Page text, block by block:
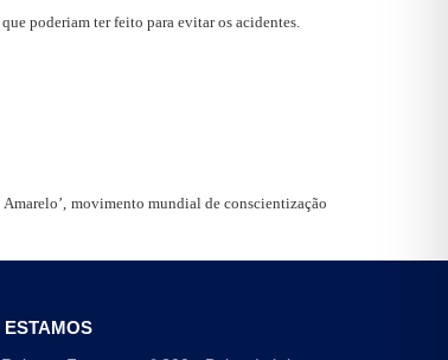
poderiam ter feito para evitar os acidentes.
movimento mundial de conscientização
ESTAMOS